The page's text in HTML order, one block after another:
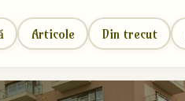
Articole Din trecut